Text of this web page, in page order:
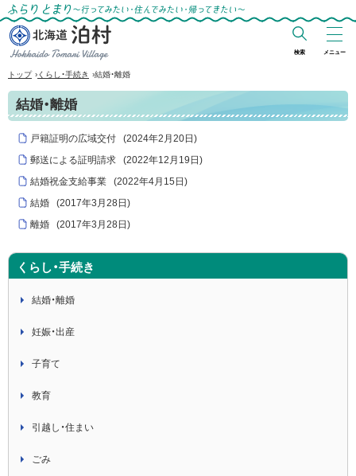
ふらりとまり～行ってみたい・住んでみた
い・帰ってきたい～
北海道 泊村
Hokkaido Tomari
Village
検索 メニュー
トップ ›くらし・手続き ›結婚・離婚
結婚・離婚
戸籍証明の広域交付 (2024年2月20日 )
郵送による証明請求
(2022年12月19日 )
結婚祝金支給事業
(2022年4月15日 )
結婚
(2017年3月28日 )
離婚
(2017年3月28日 )
くらし・手続き
結婚・離婚
妊娠・出産
子育て
教育
引越し・住まい
ごみ